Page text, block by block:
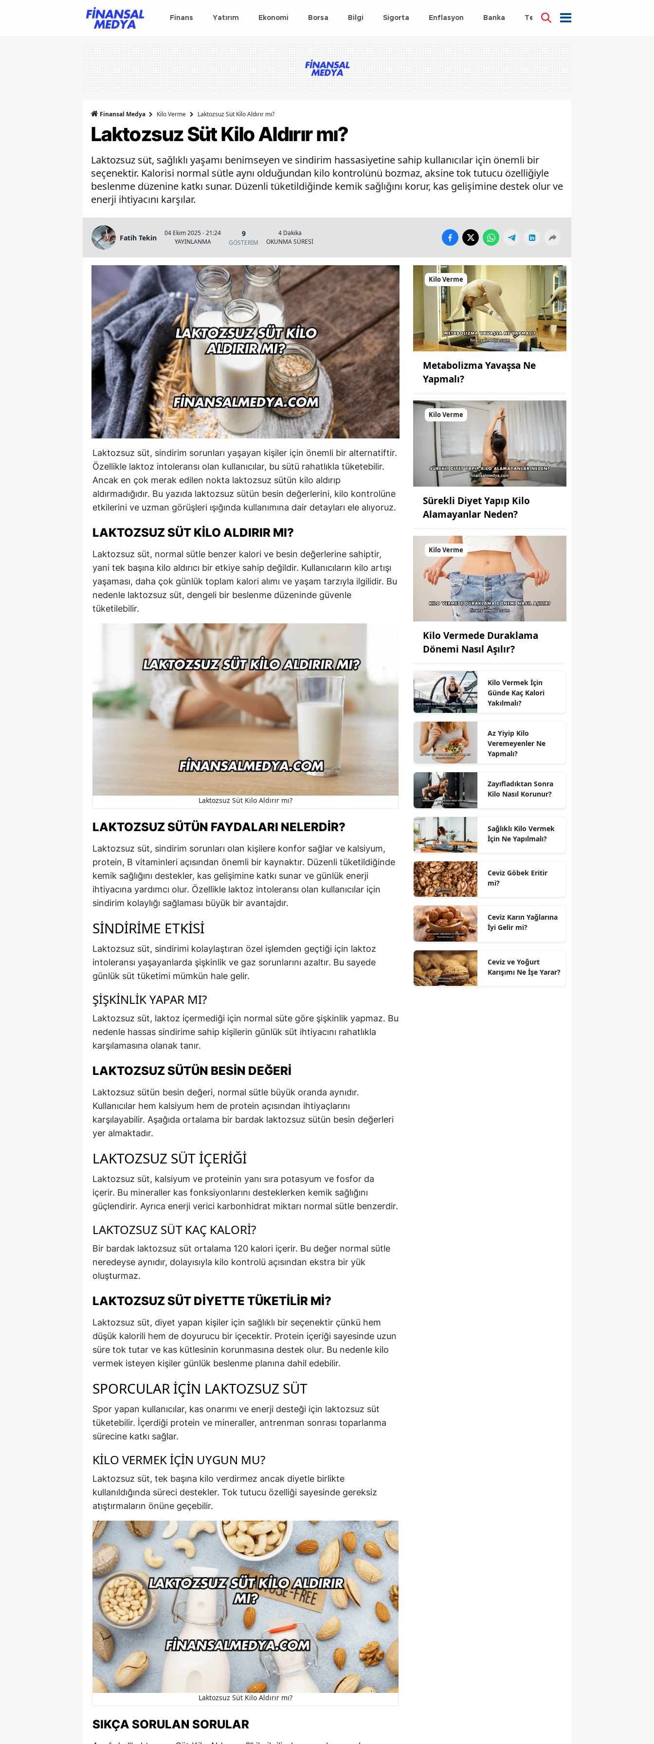
Finans Yatırım Ekonomi Borsa Bilgi Sigorta Enflasyon Banka Teknoloji
Finansal Medya Kilo Verme Laktozsuz Süt Kilo Aldırır mı?
Laktozsuz Süt Kilo Aldırır mı?
Laktozsuz süt, sağlıklı yaşamı benimseyen ve sindirim hassasiyetine sahip kullanıcılar için önemli bir
seçenektir. Kalorisi normal sütle aynı olduğundan kilo kontrolünü bozmaz, aksine tok tutucu özelliğiyle
beslenme düzenine katkı sunar. Düzenli tüketildiğinde kemik sağlığını korur, kas gelişimine destek olur ve
enerji ihtiyacını karşılar.
Fatih Tekin
04 Ekim 2025 - 21:24
YAYINLANMA
9
GÖSTERİM
4 Dakika
OKUNMA SÜRESİ
Laktozsuz süt, sindirim sorunları yaşayan kişiler için önemli bir alternatiftir.
Özellikle laktoz intoleransı olan kullanıcılar, bu sütü rahatlıkla tüketebilir.
Ancak en çok merak edilen nokta laktozsuz sütün kilo aldırıp
aldırmadığıdır. Bu yazıda laktozsuz sütün besin değerlerini, kilo kontrolüne
etkilerini ve uzman görüşleri ışığında kullanımına dair detayları ele alıyoruz.
LAKTOZSUZ SÜT KILO ALDIRIR MI?
Laktozsuz süt, normal sütle benzer kalori ve besin değerlerine sahiptir,
yani tek başına kilo aldırıcı bir etkiye sahip değildir. Kullanıcıların kilo artışı
yaşaması, daha çok günlük toplam kalori alımı ve yaşam tarzıyla ilgilidir. Bu
nedenle laktozsuz süt, dengeli bir beslenme düzeninde güvenle
tüketilebilir.
Laktozsuz Süt Kilo Aldırır mı?
LAKTOZSUZ SÜTÜN FAYDALARI NELERDIR?
Laktozsuz süt, sindirim sorunları olan kişilere konfor sağlar ve kalsiyum,
protein, B vitaminleri açısından önemli bir kaynaktır. Düzenli tüketildiğinde
kemik sağlığını destekler, kas gelişimine katkı sunar ve günlük enerji
ihtiyacına yardımcı olur. Özellikle laktoz intoleransı olan kullanıcılar için
sindirim kolaylığı sağlaması büyük bir avantajdır.
SINDIRIME ETKISI
Laktozsuz süt, sindirimi kolaylaştıran özel işlemden geçtiği için laktoz
intoleransı yaşayanlarda şişkinlik ve gaz sorunlarını azaltır. Bu sayede
günlük süt tüketimi mümkün hale gelir.
ŞIŞKINLIK YAPAR MI?
Laktozsuz süt, laktoz içermediği için normal süte göre şişkinlik yapmaz. Bu
nedenle hassas sindirime sahip kişilerin günlük süt ihtiyacını rahatlıkla
karşılamasına olanak tanır.
LAKTOZSUZ SÜTÜN BESIN DEĞERI
Laktozsuz sütün besin değeri, normal sütle büyük oranda aynıdır.
Kullanıcılar hem kalsiyum hem de protein açısından ihtiyaçlarını
karşılayabilir. Aşağıda ortalama bir bardak laktozsuz sütün besin değerleri
yer almaktadır.
LAKTOZSUZ SÜT İÇERIĞI
Laktozsuz süt, kalsiyum ve proteinin yanı sıra potasyum ve fosfor da
içerir. Bu mineraller kas fonksiyonlarını desteklerken kemik sağlığını
güçlendirir. Ayrıca enerji verici karbonhidrat miktarı normal sütle benzerdir.
LAKTOZSUZ SÜT KAÇ KALORI?
Bir bardak laktozsuz süt ortalama 120 kalori içerir. Bu değer normal sütle
neredeyse aynıdır, dolayısıyla kilo kontrolü açısından ekstra bir yük
oluşturmaz.
LAKTOZSUZ SÜT DIYETTE TÜKETILIR MI?
Laktozsuz süt, diyet yapan kişiler için sağlıklı bir seçenektir çünkü hem
düşük kalorili hem de doyurucu bir içecektir. Protein içeriği sayesinde uzun
süre tok tutar ve kas kütlesinin korunmasına destek olur. Bu nedenle kilo
vermek isteyen kişiler günlük beslenme planına dahil edebilir.
SPORCULAR İÇIN LAKTOZSUZ SÜT
Spor yapan kullanıcılar, kas onarımı ve enerji desteği için laktozsuz süt
tüketebilir. İçerdiği protein ve mineraller, antrenman sonrası toparlanma
sürecine katkı sağlar.
KILO VERMEK İÇIN UYGUN MU?
Laktozsuz süt, tek başına kilo verdirmez ancak diyetle birlikte
kullanıldığında süreci destekler. Tok tutucu özelliği sayesinde gereksiz
atıştırmaların önüne geçebilir.
Laktozsuz Süt Kilo Aldırır mı?
SIKÇA SORULAN SORULAR
Kilo Verme
Metabolizma Yavaşsa Ne
Yapmalı?
Kilo Verme
Sürekli Diyet Yapıp Kilo
Alamayanlar Neden?
Kilo Verme
Kilo Vermede Duraklama
Dönemi Nasıl Aşılır?
Kilo Vermek İçin
Günde Kaç Kalori
Yakılmalı?
Az Yiyip Kilo
Veremeyenler Ne
Yapmalı?
Zayıfladıktan Sonra
Kilo Nasıl Korunur?
Sağlıklı Kilo Vermek
İçin Ne Yapılmalı?
Ceviz Göbek Eritir
mi?
Ceviz Karın Yağlarına
İyi Gelir mi?
Ceviz ve Yoğurt
Karışımı Ne İşe Yarar?